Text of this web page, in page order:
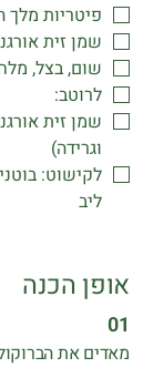
פיטריות מלך
שמן זית
שום, בצל,
לרוטב:
שמן זית
וגרידה)
לקישוט:
ליב
אופן הכנה
מאדים את